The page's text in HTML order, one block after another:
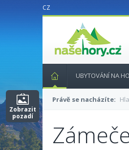
CZ
nasehory.cz
UBYTOVÁNÍ NA
Právě se nacházíte:
Zobrazit
pozadí